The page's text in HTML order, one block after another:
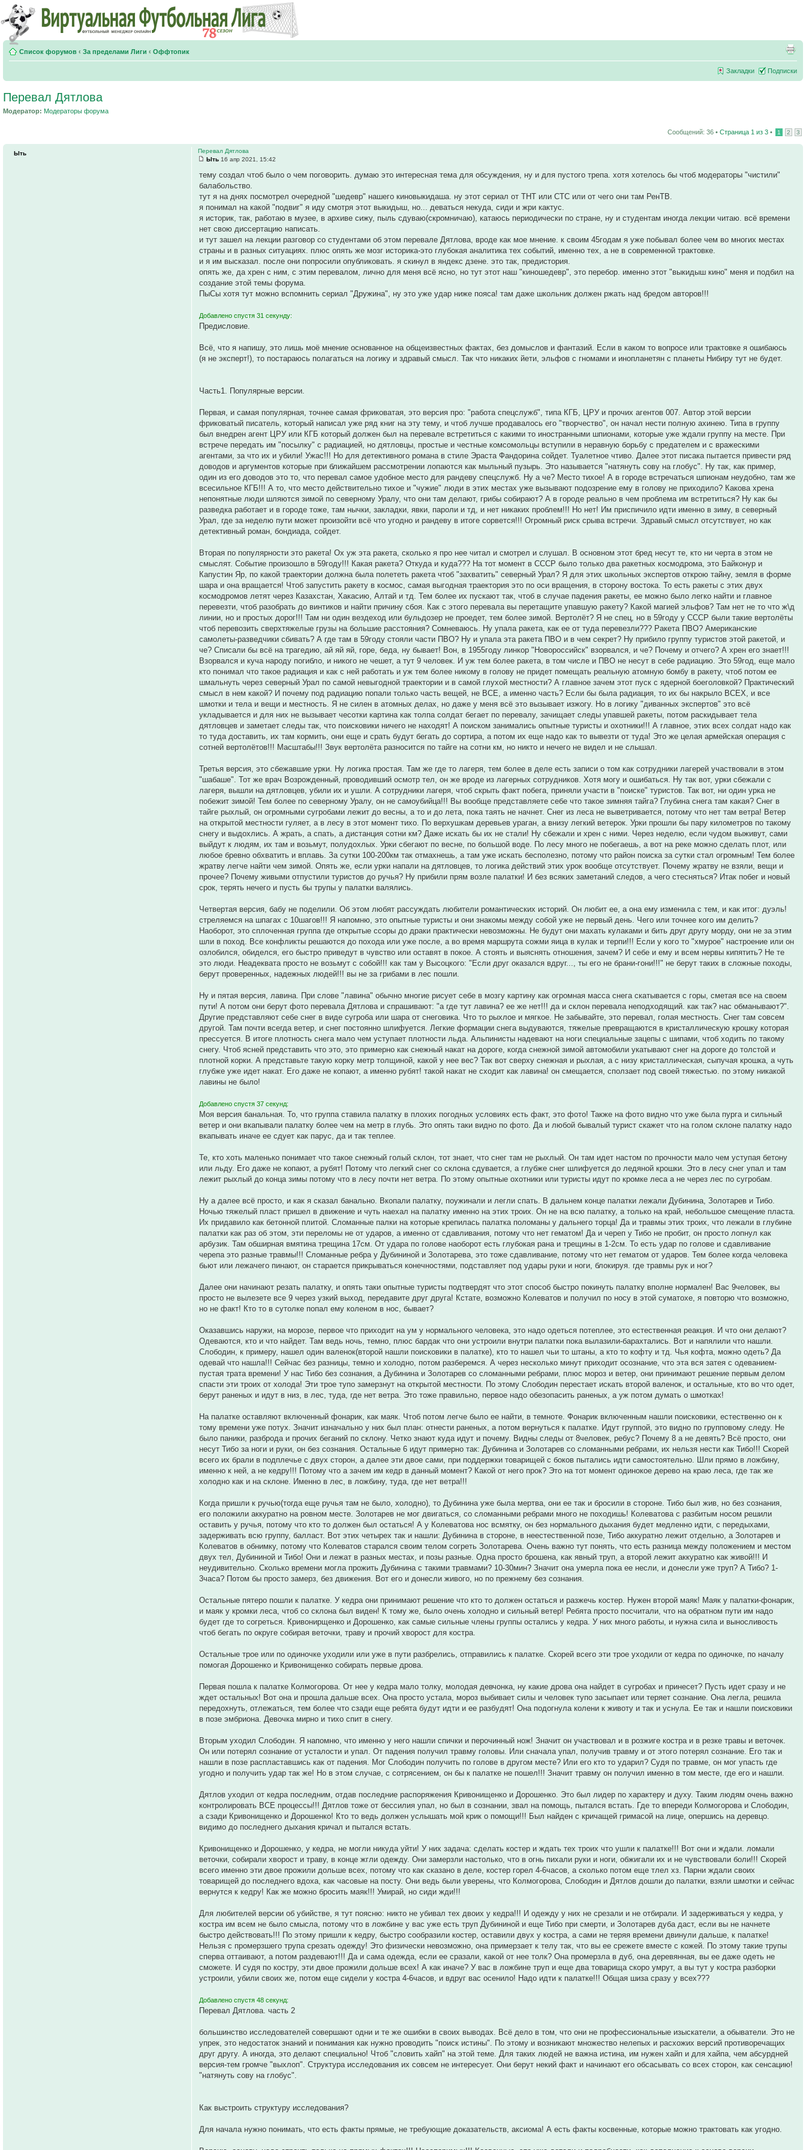
Список форумов ‹ За пределами Лиги ‹ Оффтопик
Закладки Подписки
Перевал Дятлова
Модератор: Модераторы форума
Сообщений: 36 • Страница 1 из 3 • 1 2 3
Перевал Дятлова
Ыть 16 апр 2021, 15:42
тему создал чтоб было о чем поговорить. думаю это интересная тема для обсуждения, ну и для пустого трепа. хотя хотелось бы чтоб модераторы "чистили"
балабольство.
тут я на днях посмотрел очередной "шедевр" нашего киновыкидаша. ну этот сериал от ТНТ или СТС или от чего они там РенТВ.
я понимал на какой "подвиг" я иду смотря этот выкидыш, но... деваться некуда, сиди и жри кактус.
я историк, так, работаю в музее, в архиве сижу, пыль сдуваю(скромничаю), катаюсь периодически по стране, ну и студентам иногда лекции читаю. всё времени
нет свою диссертацию написать.
и тут зашел на лекции разговор со студентами об этом перевале Дятлова, вроде как мое мнение. к своим 45годам я уже побывал более чем во многих местах
страны и в разных ситуациях. плюс опять же мозг историка-это глубокая аналитика тех событий, именно тех, а не в современной трактовке.
и я им высказал. после они попросили опубликовать. я скинул в яндекс дзене. это так, предистория.
опять же, да хрен с ним, с этим перевалом, лично для меня всё ясно, но тут этот наш "киношедевр", это перебор. именно этот "выкидыш кино" меня и подбил на
создание этой темы форума.
ПыСы хотя тут можно вспомнить сериал "Дружина", ну это уже удар ниже пояса! там даже школьник должен ржать над бредом авторов!!!
Добавлено спустя 31 секунду:
Предисловие.
Всё, что я напишу, это лишь моё мнение основанное на общеизвестных фактах, без домыслов и фантазий. Если в каком то вопросе или трактовке я ошибаюсь
(я не эксперт!), то постараюсь полагаться на логику и здравый смысл. Так что никаких йети, эльфов с гномами и инопланетян с планеты Нибиру тут не будет.
Часть1. Популярные версии.
Первая, и самая популярная, точнее самая фриковатая, это версия про: "работа спецслужб", типа КГБ, ЦРУ и прочих агентов 007. Автор этой версии
фриковатый писатель, который написал уже ряд книг на эту тему, и чтоб лучше продавалось его "творчество", он начал нести полную ахинею. Типа в группу
был внедрен агент ЦРУ или КГБ который должен был на перевале встретиться с какими то иностранными шпионами, которые уже ждали группу на месте. При
встрече передать им "посылку" с радиацией, но дятловцы, простые и честные комсомольцы вступили в неравную борьбу с предателем и с вражескими
агентами, за что их и убили! Ужас!!! Но для детективного романа в стиле Эраста Фандорина сойдет. Туалетное чтиво. Далее этот писака пытается привести ряд
доводов и аргументов которые при ближайшем рассмотрении лопаются как мыльный пузырь. Это называется "натянуть сову на глобус". Ну так, как пример,
один из его доводов это то, что перевал самое удобное место для рандеву спецслужб. Ну а че? Место тихое! А в городе встречаться шпионам неудобно, там же
всесильное КГБ!!! А то, что место действительно тихое и "чужие" люди в этих местах уже вызывают подозрение ему в голову не приходило? Какова хрена
непонятные люди шляются зимой по северному Уралу, что они там делают, грибы собирают? А в городе реально в чем проблема им встретиться? Ну как бы
разведка работает и в городе тоже, там нычки, закладки, явки, пароли и тд, и нет никаких проблем!!! Но нет! Им приспичило идти именно в зиму, в северный
Урал, где за неделю пути может произойти всё что угодно и рандеву в итоге сорвется!!! Огромный риск срыва встречи. Здравый смысл отсутствует, но как
детективный роман, бондиада, сойдет.
Вторая по популярности это ракета! Ох уж эта ракета, сколько я про нее читал и смотрел и слушал. В основном этот бред несут те, кто ни черта в этом не
смыслят. Событие произошло в 59году!!! Какая ракета? Откуда и куда??? На тот момент в СССР было только два ракетных космодрома, это Байконур и
Капустин Яр, по какой траектории должна была полететь ракета чтоб "захватить" северный Урал? Я для этих школьных экспертов открою тайну, земля в форме
шара и она вращается! Чтоб запустить ракету в космос, самая выгодная траектория это по оси вращения, в сторону востока. То есть ракеты с этих двух
космодромов летят через Казахстан, Хакасию, Алтай и тд. Тем более их пускают так, чтоб в случае падения ракеты, ее можно было легко найти и главное
перевезти, чтоб разобрать до винтиков и найти причину сбоя. Как с этого перевала вы перетащите упавшую ракету? Какой магией эльфов? Там нет не то что ж\д
линии, но и простых дорог!!! Там ни один вездеход или бульдозер не проедет, тем более зимой. Вертолёт? Я не спец, но в 59году у СССР были такие вертолёты
чтоб перевозить сверхтяжелые грузы на большие расстояния? Сомневаюсь. Ну упала ракета, как ее от туда перевезли??? Ракета ПВО? Американские
самолеты-разведчики сбивать? А где там в 59году стояли части ПВО? Ну и упала эта ракета ПВО и в чем секрет? Ну прибило группу туристов этой ракетой, и
че? Списали бы всё на трагедию, ай яй яй, горе, беда, ну бывает! Вон, в 1955году линкор "Новороссийск" взорвался, и че? Почему и отчего? А хрен его знает!!!
Взорвался и куча народу погибло, и никого не чешет, а тут 9 человек. И уж тем более ракета, в том числе и ПВО не несут в себе радиацию. Это 59год, еще мало
кто понимал что такое радиация и как с ней работать и уж тем более никому в голову не придет помещать реальную атомную бомбу в ракету, чтоб потом ее
шмальнуть через северный Урал по самой невыгодной траектории и в самой глухой местности? А главное зачем этот пуск с ядерной боеголовкой? Практический
смысл в нем какой? И почему под радиацию попали только часть вещей, не ВСЕ, а именно часть? Если бы была радиация, то их бы накрыло ВСЕХ, и все
шмотки и тела и вещи и местность. Я не силен в атомных делах, но даже у меня всё это вызывает изжогу. Но в логику "диванных экспертов" это всё
укладывается и для них не вызывает чесотки картина как толпа солдат бегает по перевалу, зачищает следы упавшей ракеты, потом раскидывает тела
дятловцев и заметает следы так, что поисковики ничего не находят! А поиском занимались опытные туристы и охотники!!! А главное, этих всех солдат надо как
то туда доставить, их там кормить, они еще и срать будут бегать до сортира, а потом их еще надо как то вывезти от туда! Это же целая армейская операция с
сотней вертолётов!!! Масштабы!!! Звук вертолёта разносится по тайге на сотни км, но никто и нечего не видел и не слышал.
Третья версия, это сбежавшие урки. Ну логика простая. Там же где то лагеря, тем более в деле есть записи о том как сотрудники лагерей участвовали в этом
"шабаше". Тот же врач Возрожденный, проводивший осмотр тел, он же вроде из лагерных сотрудников. Хотя могу и ошибаться. Ну так вот, урки сбежали с
лагеря, вышли на дятловцев, убили их и ушли. А сотрудники лагеря, чтоб скрыть факт побега, приняли участи в "поиске" туристов. Так вот, ни один урка не
побежит зимой! Тем более по северному Уралу, он не самоубийца!!! Вы вообще представляете себе что такое зимняя тайга? Глубина снега там какая? Снег в
тайге рыхлый, он огромными сугробами лежит до весны, а то и до лета, пока таять не начнет. Снег из леса не выветривается, потому что нет там ветра! Ветер
на открытой местности гуляет, а в лесу в этот момент тихо. По верхушкам деревьев ураган, а внизу легкий ветерок. Урки прошли бы пару километров по такому
снегу и выдохлись. А жрать, а спать, а дистанция сотни км? Даже искать бы их не стали! Ну сбежали и хрен с ними. Через неделю, если чудом выживут, сами
выйдут к людям, их там и возьмут, полудохлых. Урки сбегают по весне, по большой воде. По лесу много не побегаешь, а вот на реке можно сделать плот, или
любое бревно обхватить и вплавь. За сутки 100-200км так отмахнешь, а там уже искать бесполезно, потому что район поиска за сутки стал огромным! Тем более
жратву легче найти чем зимой. Опять же, если урки напали на дятловцев, то логика действий этих урок вообще отсутствует. Почему жратву не взяли, вещи и
прочее? Почему живыми отпустили туристов до ручья? Ну прибили прям возле палатки! И без всяких заметаний следов, а чего стесняться? Итак побег и новый
срок, терять нечего и пусть бы трупы у палатки валялись.
Четвертая версия, бабу не поделили. Об этом любят рассуждать любители романтических историй. Он любит ее, а она ему изменила с тем, и как итог: дуэль!
стреляемся на шпагах с 10шагов!!! Я напомню, это опытные туристы и они знакомы между собой уже не первый день. Чего или точнее кого им делить?
Наоборот, это сплоченная группа где открытые ссоры до драки практически невозможны. Не будут они махать кулаками и бить друг другу морду, они не за этим
шли в поход. Все конфликты решаются до похода или уже после, а во время маршрута сожми яица в кулак и терпи!!! Если у кого то "хмурое" настроение или он
озлобился, обиделся, его быстро приведут в чувство или оставят в покое. А стоять и выяснять отношения, зачем? И себе и ему и всем нервы кипятить? Не те
это люди. Неадеквата просто не возьмут с собой!!! как там у Высоцкого: "Если друг оказался вдруг..., ты его не брани-гони!!!" не берут таких в сложные походы,
берут проверенных, надежных людей!!! вы не за грибами в лес пошли.
Ну и пятая версия, лавина. При слове "лавина" обычно многие рисует себе в мозгу картину как огромная масса снега скатывается с горы, сметая все на своем
пути! А потом они берут фото перевала Дятлова и спрашивают: "а где тут лавина? ее же нет!!! да и склон перевала неподходящий. как так? нас обманывают?".
Другие представляют себе снег в виде сугроба или шара от снеговика. Что то рыхлое и мягкое. Не забывайте, это перевал, голая местность. Снег там совсем
другой. Там почти всегда ветер, и снег постоянно шлифуется. Легкие формации снега выдуваются, тяжелые превращаются в кристаллическую крошку которая
прессуется. В итоге плотность снега мало чем уступает плотности льда. Альпинисты надевают на ноги специальные зацепы с шипами, чтоб ходить по такому
снегу. Чтоб ясней представить что это, это примерно как снежный накат на дороге, когда снежной зимой автомобили укатывают снег на дороге до толстой и
плотной корки. А представьте такую корку метр толщиной, какой у нее вес? Так вот сверху снежная и рыхлая, а с низу кристаллическая, сыпучая крошка, а чуть
глубже уже идет накат. Его даже не копают, а именно рубят! такой накат не сходит как лавина! он смещается, сползает под своей тяжестью. по этому никакой
лавины не было!
Добавлено спустя 37 секунд:
Моя версия банальная. То, что группа ставила палатку в плохих погодных условиях есть факт, это фото! Также на фото видно что уже была пурга и сильный
ветер и они вкапывали палатку более чем на метр в глубь. Это опять таки видно по фото. Да и любой бывалый турист скажет что на голом склоне палатку надо
вкапывать иначе ее сдует как парус, да и так теплее.
Те, кто хоть маленько понимает что такое снежный голый склон, тот знает, что снег там не рыхлый. Он там идет настом по прочности мало чем уступая бетону
или льду. Его даже не копают, а рубят! Потому что легкий снег со склона сдувается, а глубже снег шлифуется до ледяной крошки. Это в лесу снег упал и там
лежит рыхлый до конца зимы потому что в лесу почти нет ветра. По этому опытные охотники или туристы идут по кромке леса а не через лес по сугробам.
Ну а далее всё просто, и как я сказал банально. Вкопали палатку, поужинали и легли спать. В дальнем конце палатки лежали Дубинина, Золотарев и Тибо.
Ночью тяжелый пласт пришел в движение и чуть наехал на палатку именно на этих троих. Он не на всю палатку, а только на край, небольшое смещение пласта.
Их придавило как бетонной плитой. Сломанные палки на которые крепилась палатка поломаны у дальнего торца! Да и травмы этих троих, что лежали в глубине
палатки как раз об этом, эти переломы не от ударов, а именно от сдавливания, потому что нет гематом! Да и череп у Тибо не пробит, он просто лопнул как
арбузик. Там обширная вмятина трещина 17см. От удара по голове наоборот есть глубокая рана и трещины в 1-2см. То есть удар по голове и сдавливание
черепа это разные травмы!!! Сломанные ребра у Дубининой и Золотарева, это тоже сдавливание, потому что нет гематом от ударов. Тем более когда человека
бьют или лежачего пинают, он старается прикрываться конечностями, подставляет под удары руки и ноги, блокируя. где травмы рук и ног?
Далее они начинают резать палатку, и опять таки опытные туристы подтвердят что этот способ быстро покинуть палатку вполне нормален! Вас 9человек, вы
просто не вылезете все 9 через узкий выход, передавите друг друга! Кстате, возможно Колеватов и получил по носу в этой суматохе, я повторю что возможно,
но не факт! Кто то в сутолке попал ему коленом в нос, бывает?
Оказавшись наружи, на морозе, первое что приходит на ум у нормального человека, это надо одеться потеплее, это естественная реакция. И что они делают?
Одеваются, кто и что найдет. Там ведь ночь, темно, плюс бардак что они устроили внутри палатки пока вылазили-барахтались. Вот и напялили что нашли.
Слободин, к примеру, нашел один валенок(второй нашли поисковики в палатке), кто то нашел чьи то штаны, а кто то кофту и тд. Чья кофта, можно одеть? Да
одевай что нашла!!! Сейчас без разницы, темно и холодно, потом разберемся. А через несколько минут приходит осознание, что эта вся затея с одеванием-
пустая трата времени! У нас Тибо без сознания, а Дубинина и Золотарев со сломанными ребрами, плюс мороз и ветер, они принимают решение первым делом
спасти эти троих от холода! Эти трое тупо замерзнут на открытой местности. По этому Слободин перестает искать второй валенок, и остальные, кто во что одет,
берут раненых и идут в низ, в лес, туда, где нет ветра. Это тоже правильно, первое надо обезопасить раненых, а уж потом думать о шмотках!
На палатке оставляют включенный фонарик, как маяк. Чтоб потом легче было ее найти, в темноте. Фонарик включенным нашли поисковики, естественно он к
тому времени уже потух. Значит изначально у них был план: отнести раненых, а потом вернуться к палатке. Идут группой, это видно по групповому следу. Не
было паники, разброда и прочих беганий по склону. Четко знают куда идут и почему. Видны следы от 8человек, ребус? Почему 8 а не девять? Всё просто, они
несут Тибо за ноги и руки, он без сознания. Остальные 6 идут примерно так: Дубинина и Золотарев со сломанными ребрами, их нельзя нести как Тибо!!! Скорей
всего их брали в подплечье с двух сторон, а далее эти двое сами, при поддержки товарищей с боков пытались идти самостоятельно. Шли прямо в ложбину,
именно к ней, а не кедру!!! Потому что а зачем им кедр в данный момент? Какой от него прок? Это на тот момент одинокое дерево на краю леса, где так же
холодно как и на склоне. Именно в лес, в ложбину, туда, где нет ветра!!!
Когда пришли к ручью(тогда еще ручья там не было, холодно), то Дубинина уже была мертва, они ее так и бросили в стороне. Тибо был жив, но без сознания,
его положили аккуратно на ровном месте. Золотарев не мог двигаться, со сломанными ребрами много не походишь! Колеватова с разбитым носом решили
оставить у ручья, потому что кто то должен был остаться! А у Колеватова нос всмятку, он без нормального дыхания будет медленно идти, с передыхами,
задерживать всю группу, балласт. Вот этих четырех так и нашли: Дубинина в стороне, в неестественной позе, Тибо аккуратно лежит отдельно, а Золотарев и
Колеватов в обнимку, потому что Колеватов старался своим телом согреть Золотарева. Очень важно тут понять, что есть разница между положением и местом
двух тел, Дубининой и Тибо! Они и лежат в разных местах, и позы разные. Одна просто брошена, как явный труп, а второй лежит аккуратно как живой!!! И
неудивительно. Сколько времени могла прожить Дубинина с такими травмами? 10-30мин? Значит она умерла пока ее несли, и донесли уже труп? А Тибо? 1-
3часа? Потом бы просто замерз, без движения. Вот его и донесли живого, но по прежнему без сознания.
Остальные пятеро пошли к палатке. У кедра они принимают решение что кто то должен остаться и разжечь костер. Нужен второй маяк! Маяк у палатки-фонарик,
и маяк у кромки леса, чтоб со склона был виден! К тому же, было очень холодно и сильный ветер! Ребята просто посчитали, что на обратном пути им надо
будет где то согреться. Кривонирщенко и Дорошенко, как самые сильные члены группы остались у кедра. У них много работы, и нужна сила и выносливость
чтоб бегать по округе собирая веточки, траву и прочий хворост для костра.
Остальные трое или по одиночке уходили или уже в пути разбрелись, отправились к палатке. Скорей всего эти трое уходили от кедра по одиночке, по началу
помогая Дорошенко и Кривонищенко собирать первые дрова.
Первая пошла к палатке Колмогорова. От нее у кедра мало толку, молодая девчонка, ну какие дрова она найдет в сугробах и принесет? Пусть идет сразу и не
ждет остальных! Вот она и прошла дальше всех. Она просто устала, мороз выбивает силы и человек тупо засыпает или теряет сознание. Она легла, решила
передохнуть, отлежаться, тем более что сзади еще ребята будут идти и ее разбудят! Она подогнула колени к животу и так и уснула. Ее так и нашли поисковики
в позе эмбриона. Девочка мирно и тихо спит в снегу.
Вторым уходил Слободин. Я напомню, что именно у него нашли спички и перочинный нож! Значит он участвовал и в розжиге костра и в резке травы и веточек.
Он или потерял сознание от усталости и упал. От падения получил травму головы. Или сначала упал, получив травму и от этого потерял сознание. Его так и
нашли в позе распластавшись как от падения. Мог Слободин получить по голове в другом месте? Или его кто то ударил? Судя по травме, он мог упасть где
угодно и получить удар так же! Но в этом случае, с сотрясением, он бы к палатке не пошел!!! Значит травму он получил именно в том месте, где его и нашли.
Дятлов уходил от кедра последним, отдав последние распоряжения Кривонищенко и Дорошенко. Это был лидер по характеру и духу. Таким людям очень важно
контролировать ВСЕ процессы!!! Дятлов тоже от бессилия упал, но был в сознании, звал на помощь, пытался встать. Где то впереди Колмогорова и Слободин,
а сзади Кривонищенко и Дорошенко! Кто то ведь должен услышать мой крик о помощи!!! Был найден с кричащей гримасой на лице, опершись на деревцо.
видимо до последнего дыхания кричал и пытался встать.
Кривонищенко и Дорошенко, у кедра, не могли никуда уйти! У них задача: сделать костер и ждать тех троих что ушли к палатке!!! Вот они и ждали. ломали
веточки, собирали хворост и траву, в конце жгли одежду. Они замерзли настолько, что в огнь пихали руки и ноги, обжигали их и не чувствовали боли!!! Скорей
всего именно эти двое прожили дольше всех, потому что как сказано в деле, костер горел 4-6часов, а сколько потом еще тлел хз. Парни ждали своих
товарищей до последнего вдоха, как часовые на посту. Они ведь были уверены, что Колмогорова, Слободин и Дятлов дошли до палатки, взяли шмотки и сейчас
вернутся к кедру! Как же можно бросить маяк!!! Умирай, но сиди жди!!!
Для любителей версии об убийстве, я тут поясню: никто не убивал тех двоих у кедра!!! И одежду у них не срезали и не отбирали. И задерживаться у кедра, у
костра им всем не было смысла, потому что в ложбине у вас уже есть труп Дубининой и еще Тибо при смерти, и Золотарев дуба даст, если вы не начнете
быстро действовать!!! По этому пришли к кедру, быстро сообразили костер, оставили двух у костра, а сами не теряя времени двинули дальше, к палатке!
Нельзя с промерзшего трупа срезать одежду! Это физически невозможно, она примерзает к телу так, что вы ее срежете вместе с кожей. По этому такие трупы
сперва оттаивают, а потом раздевают!!! Да и сама одежда, если ее сразали, какой от нее толк? Она промерзла в дуб, она деревянная, вы ее даже одеть не
сможете. И судя по костру, эти двое прожили дольше всех! А как иначе? У вас в ложбине труп и еще два товарища скоро умрут, а вы тут у костра разборки
устроили, убили своих же, потом еще сидели у костра 4-6часов, и вдруг вас осенило! Надо идти к палатке!!! Общая шиза сразу у всех???
Добавлено спустя 48 секунд:
Перевал Дятлова. часть 2
большинство исследователей совершают одни и те же ошибки в своих выводах. Всё дело в том, что они не профессиональные изыскатели, а обыватели. Это не
упрек, это недостаток знаний и понимания как нужно проводить "поиск истины". По этому и возникают множество нелепых и расхожих версий противоречащих
друг другу. А иногда, это делают специально! Чтоб "словить хайп" на этой теме. Для таких людей не важна истина, им нужен хайп и для хайпа, чем абсурдней
версия-тем громче "выхлоп". Структура исследования их совсем не интересует. Они берут некий факт и начинают его обсасывать со всех сторон, как сенсацию!
"натянуть сову на глобус".
Как выстроить структуру исследования?
Для начала нужно понимать, что есть факты прямые, не требующие доказательств, аксиома! А есть факты косвенные, которые можно трактовать как угодно.
Ыть